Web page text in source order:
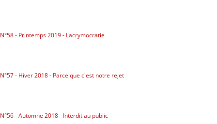
N°58 - Printemps 2019 - Lacrymocratie
N°57 - Hiver 2018 - Parce que c'est notre rejet
N°56 - Automne 2018 - Interdit au public